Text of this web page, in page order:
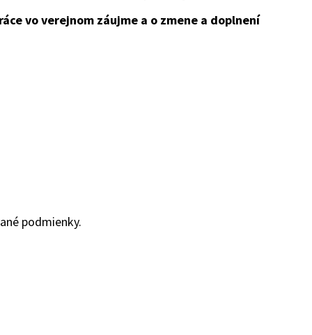
vo verejnom záujme a o zmene a doplnení
podmienky.